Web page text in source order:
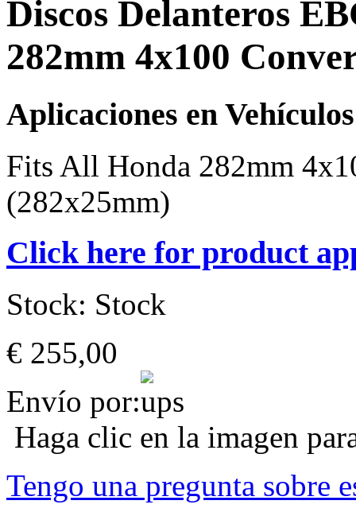
Discos Delanteros
282mm 4x100
Aplicaciones en Vehículos
Fits All Honda 282mm
(282x25mm)
Click here for product
Stock: Stock
€ 255,00
Envío por:
Haga clic en la imagen
Tengo una pregunta sobre